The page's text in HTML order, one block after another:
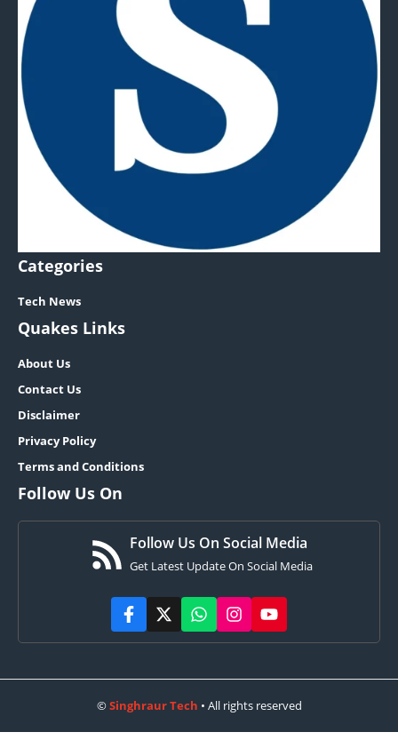
Categories
Tech News
Quakes Links
About Us
Contact Us
Disclaimer
Privacy Policy
Terms and Conditions
Follow Us On
Follow Us On Social Media
Get Latest Update On Social Media
©Singhraur Tech • All rights reserved